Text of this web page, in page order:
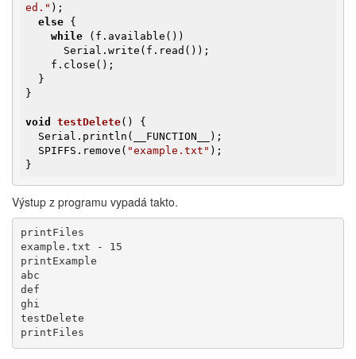
ed." );
else {
while (f.available())
}
void testDelete()
{
  SPIFFS.remove(
"example.txt" );
}
Výstup z programu vypadá takto.
printFiles
example.txt - 15
printExample
abc
def
ghi
testDelete
printFiles